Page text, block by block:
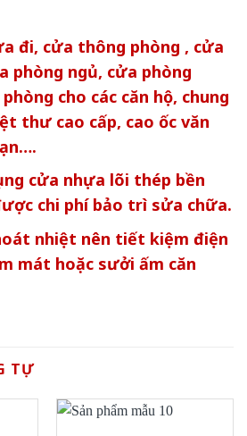
đi, cửa thông phòng , cửa
phòng ngủ, cửa phòng
cho các căn hộ, chung
thư cao cấp, cao ốc văn
cửa nhựa lõi thép bền
chi phí bảo trì sửa chữa.
nhiệt nên tiết kiệm điện
mát hoặc sưởi ấm căn
TỰ